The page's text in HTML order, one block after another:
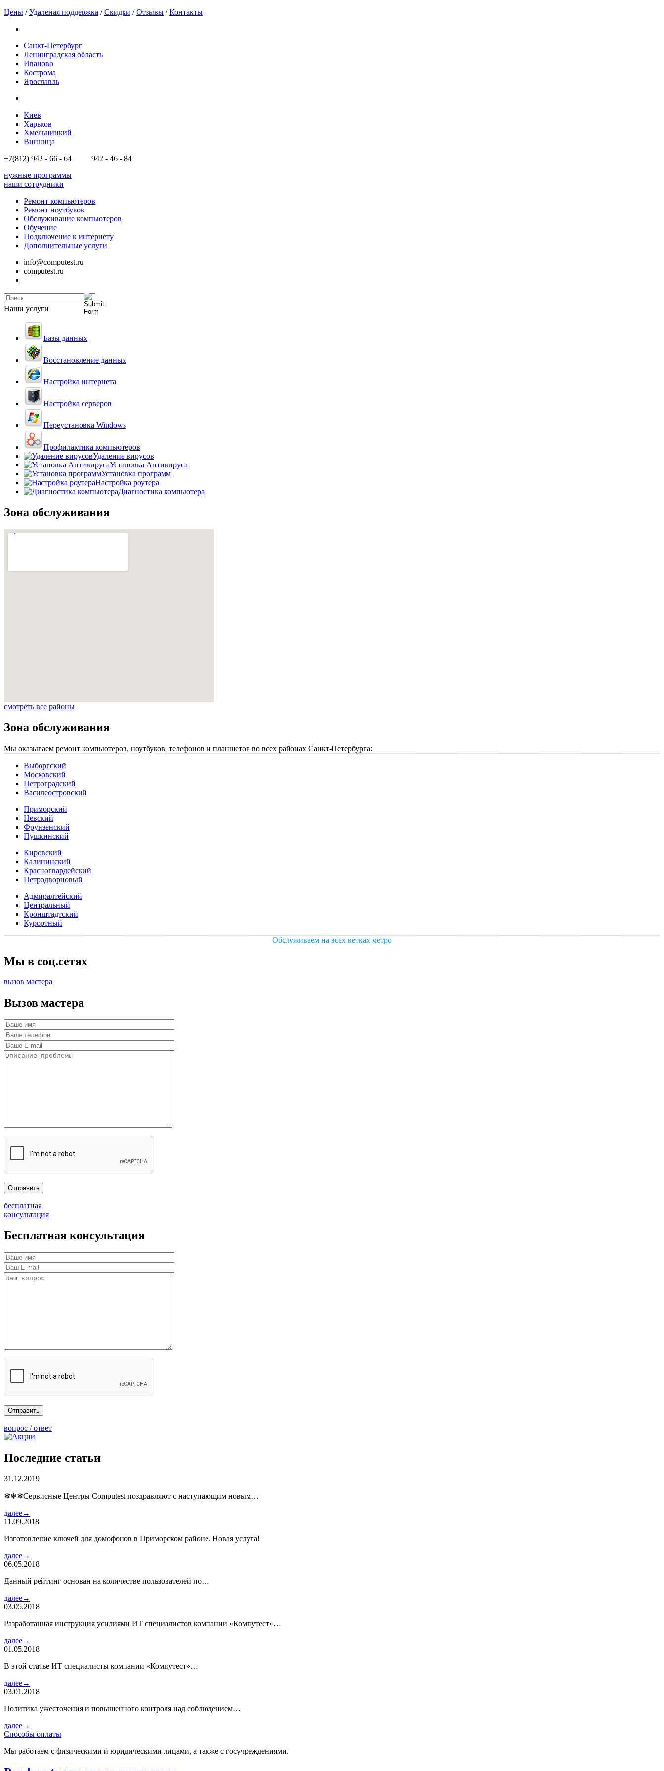
Цены /Удаленая поддержка /Скидки /Отзывы /Контакты
Санкт-Петербург
Ленинградская область
Иваново
Кострома
Ярославль
Киев
Харьков
Хмельницкий
Винница
+7(812) 942 - 66 - 64 942 - 46 - 84
нужные программы
наши сотрудники
Ремонт компьютеров
Ремонт ноутбуков
Обслуживание компьютеров
Обучение
Подключение к интернету
Дополнительные услуги
info@computest.ru
computest.ru
Наши услуги
Базы данных
Восстановление данных
Настройка интернета
Настройка серверов
Переустановка Windows
Профилактика компьютеров
Удаление вирусов
Установка Антивируса
Установка программ
Настройка роутера
Диагностика компьютера
Зона обслуживания
смотреть все районы
Зона обслуживания
Мы оказываем ремонт компьютеров, ноутбуков, телефонов и планшетов во всех районах Санкт-Петербурга:
Выборгский
Московский
Петроградский
Василеостровский
Приморский
Невский
Фрунзенский
Пушкинский
Кировский
Калининский
Красногвардейский
Петродворцовый
Адмиралтейский
Центральный
Кронштадтский
Курортный
Обслуживаем на всех ветках метро
Мы в соц.сетях
вызов мастера
Вызов мастера
бесплатная
консультация
Бесплатная консультация
вопрос / ответ
Последние статьи
31.12.2019
❄❄❄Сервисные Центры Computest поздравляют с наступающим новым…
далее→
11.09.2018
Изготовление ключей для домофонов в Приморском районе. Новая услуга!
далее→
06.05.2018
Данный рейтинг основан на количестве пользователей по…
далее→
03.05.2018
Разработанная инструкция усилиями ИТ специалистов компании «Компутест»…
далее→
01.05.2018
В этой статье ИТ специалисты компании «Компутест»…
далее→
03.01.2018
Политика ужесточения и повышенного контроля над соблюдением…
далее→
Способы оплаты
Мы работаем с физическими и юридическими лицами, а также с госучреждениями.